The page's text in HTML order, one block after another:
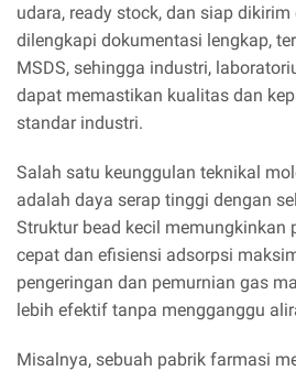
udara, ready stock, dan siap
dilengkapi dokumentasi lengkap,
MSDS, sehingga industri,
dapat memastikan kualitas dan
standar industri.
Salah satu keunggulan teknikal
adalah daya serap tinggi dengan
Struktur bead kecil memungkinkan
cepat dan efisiensi adsorpsi
pengeringan dan pemurnian gas
lebih efektif tanpa mengganggu
Misalnya, sebuah pabrik farmasi